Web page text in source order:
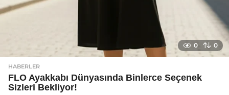
0 0
HABERLER
FLO Ayakkabı Dünyasında Binlerce Seçenek
Sizleri Bekliyor!